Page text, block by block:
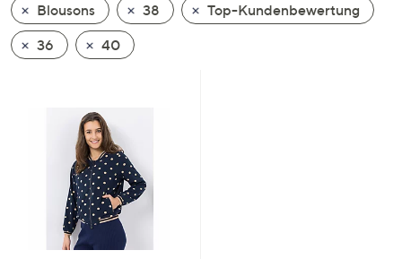
wischen
Sie
auf
anzuzeigen.
Blousons
38
Top-Kundenbewertung
36
40